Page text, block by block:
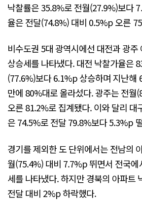
낙찰률은 35.8%로 전월(27.9%)보다
율은 전달(74.8%) 대비 0.5%p 오른
비수도권 5대 광역시에선 대전과 광
상승세를 나타냈다. 대전 낙찰가율은
(77.6%)보다 6.1%p 상승하며 지난해
만에 80%대로 올라섰다. 광주는 전
오른 81.2%로 집계됐다. 이와 달리 대
은 74.5%로 전달 79.8%보다 5.3%p
경기를 제외한 도 단위에서는 전남의
월(75.4%) 대비 7.7%p 뛰면서 전국에
세를 나타냈다. 하지만 경북의 아파트
전달 대비 2%p 하락했다.